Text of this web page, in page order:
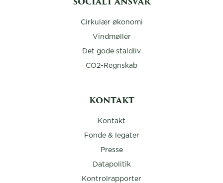
SOCIALT ANSVAR
Cirkulær økonomi
Vindmøller
Det gode staldliv
CO2-Regnskab
KONTAKT
Kontakt
Fonde & legater
Presse
Datapolitik
Kontrolrapporter